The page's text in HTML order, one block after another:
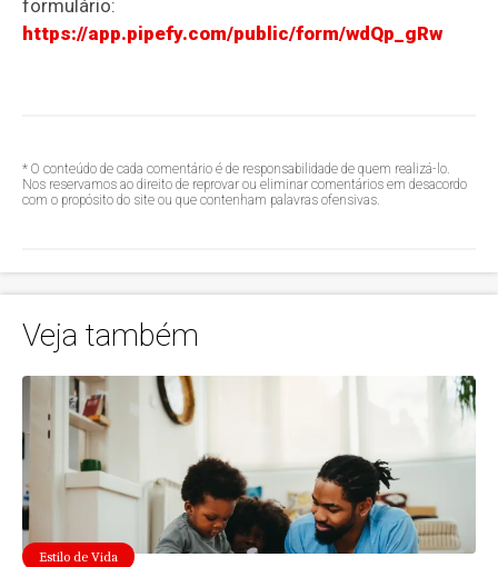
formulário:
https://app.pipefy.com/public/form/wdQp_gRw
* O conteúdo de cada comentário é de responsabilidade de quem realizá-lo.
Nos reservamos ao direito de reprovar ou eliminar comentários em desacordo
com o propósito do site ou que contenham palavras ofensivas.
Veja também
Estilo de Vida